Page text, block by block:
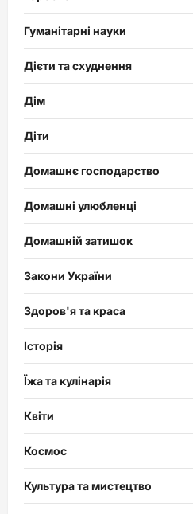
Гуманітарні науки
Дієти та схуднення
Дім
Діти
Домашнє господарство
Домашні улюбленці
Домашній затишок
Закони України
Здоров'я та краса
Історія
Їжа та кулінарія
Квіти
Космос
Культура та мистецтво